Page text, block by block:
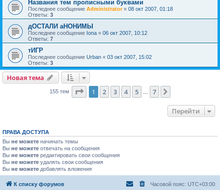
Названия тем прописными буквами
Последнее сообщение Administrator« 08 окт 2007, 01:18
Ответы: 3
дОСТАЛИ аНОНИМЫ
Последнее сообщение Iona « 06 окт 2007, 10:12
Ответы: 7
тИГР
Последнее сообщение Urban « 03 окт 2007, 15:02
Ответы: 3
Новая тема
155 тем Страница из
1 2 3 4 5 7
Перейти
ПРАВА ДОСТУПА
Вы не можете начинать темы
Вы не можете отвечать на сообщения
Вы не можете редактировать свои сообщения
Вы не можете удалять свои сообщения
Вы не можете добавлять вложения
К списку форумов Часовой пояс: UTC+03:00